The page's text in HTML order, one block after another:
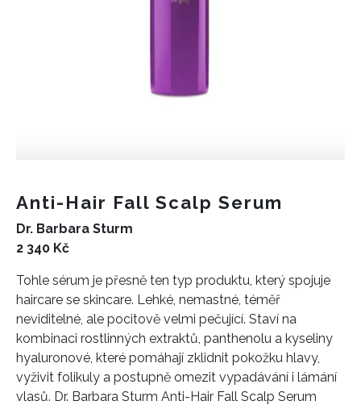
Anti-Hair Fall Scalp Serum
Dr. Barbara Sturm
2 340 Kč
Tohle sérum je přesně ten typ produktu, který spojuje
haircare se skincare. Lehké, nemastné, téměř
neviditelné, ale pocitově velmi pečující. Staví na
kombinaci rostlinných extraktů, panthenolu a kyseliny
hyaluronové, které pomáhají zklidnit pokožku hlavy,
vyživit folikuly a postupně omezit vypadávání i lámání
vlasů. Dr. Barbara Sturm Anti-Hair Fall Scalp Serum